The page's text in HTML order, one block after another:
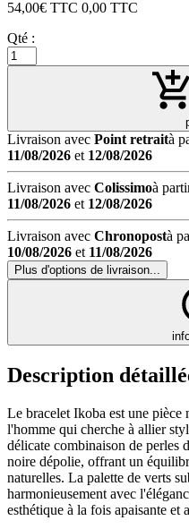
54,00€ TTC 0,00 TTC
Qté :
Livraison avec Point retraità
11/08/2026 et 12/08/2026
Livraison avec Colissimoà
11/08/2026 et 12/08/2026
Livraison avec Chronopostà
10/08/2026 et 11/08/2026
Plus d'options de livraison...
Description
Le bracelet Ikoba est une pièce
l'homme qui cherche à allier
délicate combinaison de perles
noire dépolie, offrant un
naturelles. La palette de verts
harmonieusement avec
esthétique à la fois apaisante et